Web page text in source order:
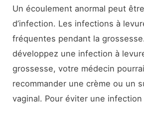
Un écoulement anormal peut
d’infection. Les infections à
fréquentes pendant la
développez une infection à
grossesse, votre médecin
recommander une crème ou un
vaginal. Pour éviter une